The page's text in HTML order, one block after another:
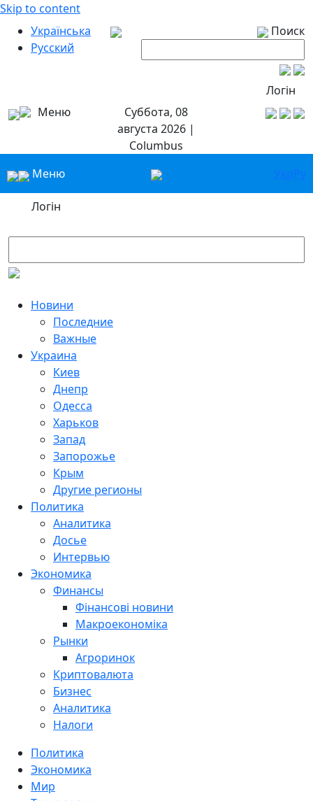
Skip to content
Українська
Русский
Поиск
Логін
Меню
Суббота, 08
августа 2026 |
Columbus
Меню
УкрРу
Логін
Новини
Последние
Важные
Украина
Киев
Днепр
Одесса
Харьков
Запад
Запорожье
Крым
Другие регионы
Политика
Аналитика
Досье
Интервью
Экономика
Финансы
Фінансові новини
Макроекономіка
Рынки
Агроринок
Криптовалюта
Бизнес
Аналитика
Налоги
Политика
Экономика
Мир